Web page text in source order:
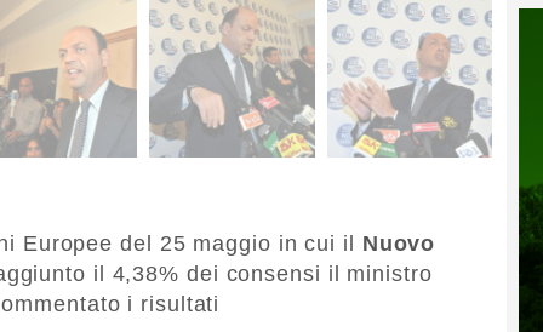
Europee del 25 maggio in cui il Nuovo
il 4,38% dei consensi il ministro
i risultati